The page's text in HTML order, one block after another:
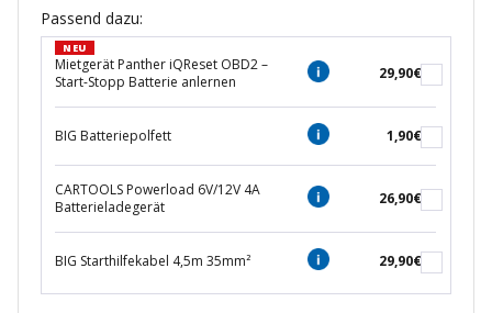
Passend dazu:
NEU
Mietgerät Panther iQReset OBD2 –
Start-Stopp Batterie anlernen
29,90€
BIG Batteriepolfett 1,90€
CARTOOLS Powerload 6V/12V 4A
Batterieladegerät
26,90€
BIG Starthilfekabel 4,5m 35mm² 29,90€